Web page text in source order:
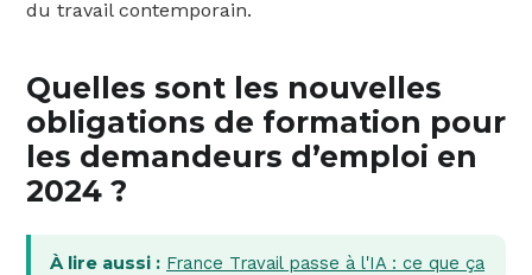
du travail contemporain.
Quelles sont les nouvelles
obligations de formation pour
les demandeurs d’emploi en
2024 ?
À lire aussi : France Travail passe à l'IA : ce que ça